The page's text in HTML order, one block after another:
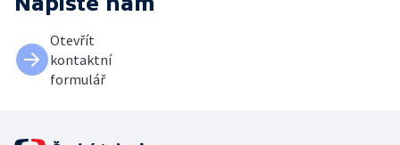
Otevřít
kontaktní
formulář